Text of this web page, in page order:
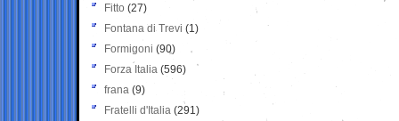
Fitto (27)
Fontana di Trevi (1)
Formigoni (90)
Forza Italia (596)
frana (9)
Fratelli d'Italia (291)